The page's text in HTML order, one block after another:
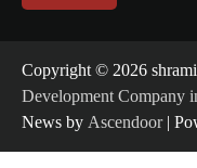
Copyright ©️ 2026
Development Company
News by Ascendoor|